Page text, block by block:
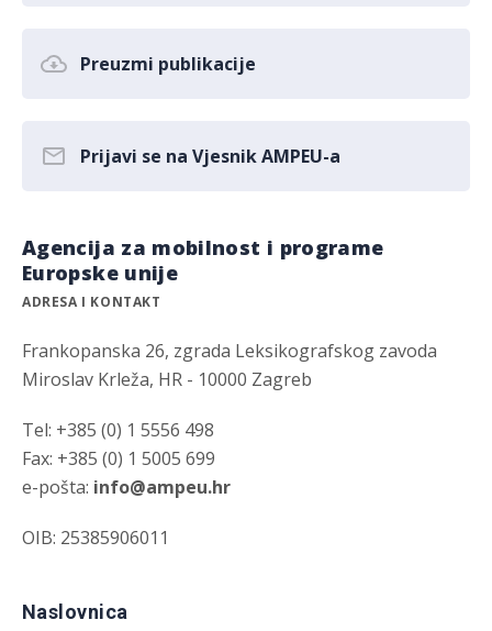
Preuzmi publikacije
Prijavi se na Vjesnik AMPEU-a
Agencija za mobilnost i programe
Europske unije
ADRESA I KONTAKT
Frankopanska 26, zgrada Leksikografskog zavoda
Miroslav Krleža, HR - 10000 Zagreb
Tel: +385 (0) 1 5556 498
Fax: +385 (0) 1 5005 699
e-pošta: info@ampeu.hr
OIB: 25385906011
Naslovnica